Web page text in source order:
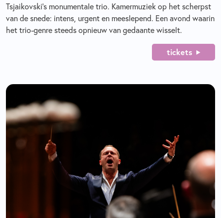
Tsjaikovski’s monumentale trio. Kamermuziek op het scherpst
van de snede: intens, urgent en meeslepend. Een avond waarin
het trio-genre steeds opnieuw van gedaante wisselt.
tickets